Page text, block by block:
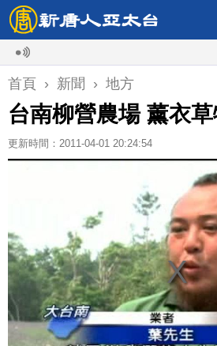
今年
首頁 › 新聞 › 地方
台南柳營農場 薰衣
更新時間：2011-04-01 20:24:54